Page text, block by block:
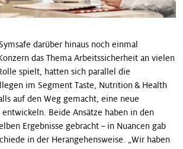
darüber hinaus noch einmal
das Thema Arbeitssicherheit an vielen
spielt, hatten sich parallel die
im Segment Taste, Nutrition & Health
auf den Weg gemacht, eine neue
Beide Ansätze haben in den
Ergebnisse gebracht – in Nuancen gab
in der Herangehensweise. „Wir haben